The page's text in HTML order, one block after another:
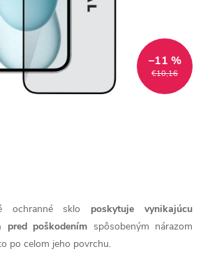
€10,16
–11 %
ochranné sklo poskytuje vynikajúcu
pred poškodením spôsobeným nárazom
po celom jeho povrchu.